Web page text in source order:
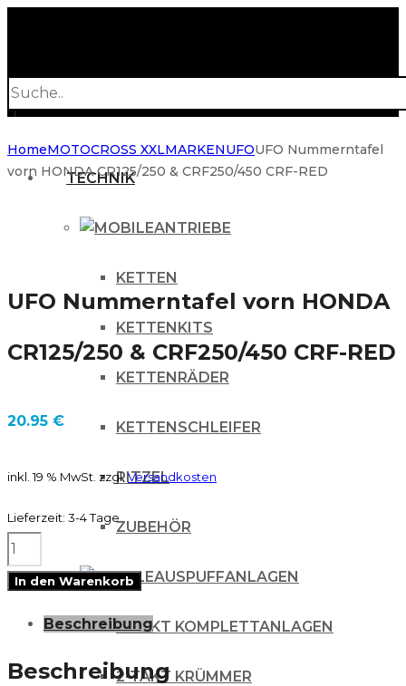
search
TECHNIK
ANTRIEBE
KETTEN
KETTENKITS
KETTENRÄDER
KETTENSCHLEIFER
RITZEL
ZUBEHÖR
AUSPUFFANLAGEN
2-TAKT KOMPLETTANLAGEN
2-TAKT KRÜMMER
HomeMOTOCROSS XXLMARKENUFOUFO Nummerntafel
vorn HONDA CR125/250 & CRF250/450 CRF-RED
UFO Nummerntafel vorn HONDA
CR125/250 & CRF250/450 CRF-RED
20.95 €
inkl. 19 % MwSt. zzgl.Versandkosten
Lieferzeit: 3-4 Tage
UFO
Nummerntafel
HONDA
CR125/250
In den Warenkorb
Beschreibung
Beschreibung